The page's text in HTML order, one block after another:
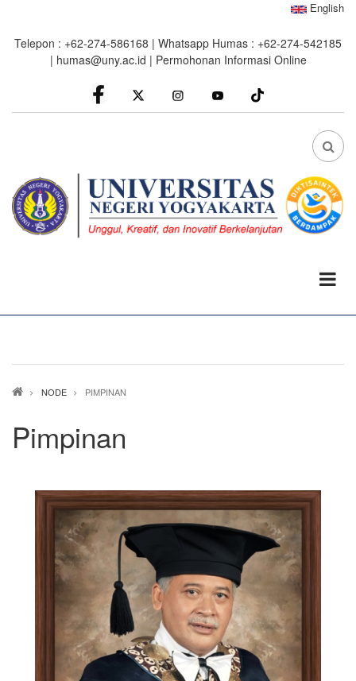
main
English
Telepon : +62-274-586168 | Whatsapp Humas : +62-274-542185
| humas@uny.ac.id | Permohonan Informasi Online
facebook
Instagram youtube
FA
Breadcrumb
NODE PIMPINAN
Pimpinan